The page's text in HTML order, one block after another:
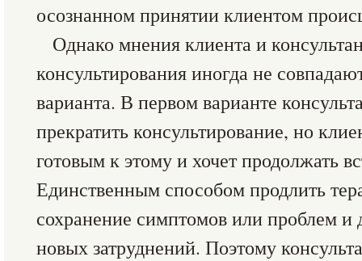
осознанном принятии клиентом
Однако мнения клиента и
консультирования иногда не
варианта. В первом варианте
прекратить консультирование, но
готовым к этому и хочет продолжать
Единственным способом продлить
сохранение симптомов или проблем и
новых затруднений. Поэтому